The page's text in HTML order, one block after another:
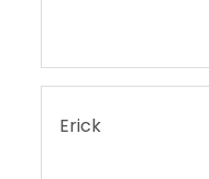
Erick